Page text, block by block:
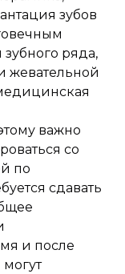
зубов
ряда,
жевательной
важно
со
по
сдавать
и после